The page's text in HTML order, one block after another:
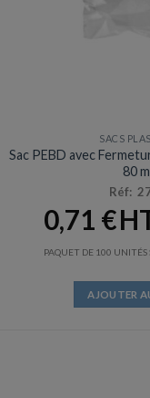
SACS
Sac PEBD avec
80
Réf:
0,71 €
PAQUET DE 100 UNITÉS
AJOUTER